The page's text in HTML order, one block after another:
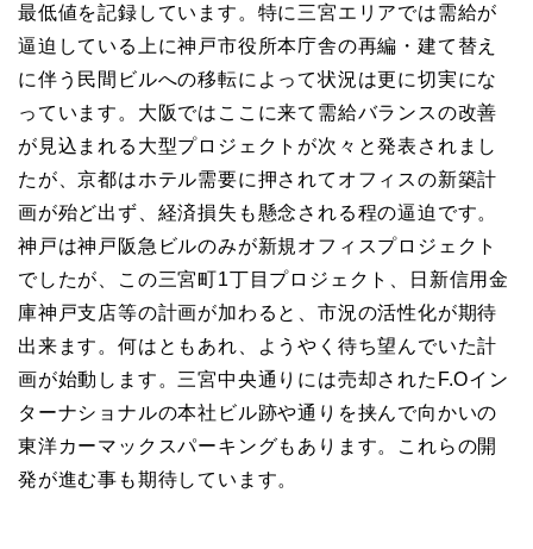
最低値を記録しています。特に三宮エリアでは需給が
逼迫している上に神戸市役所本庁舎の再編・建て替え
に伴う民間ビルへの移転によって状況は更に切実にな
っています。大阪ではここに来て需給バランスの改善
が見込まれる大型プロジェクトが次々と発表されまし
たが、京都はホテル需要に押されてオフィスの新築計
画が殆ど出ず、経済損失も懸念される程の逼迫です。
神戸は神戸阪急ビルのみが新規オフィスプロジェクト
でしたが、この三宮町1丁目プロジェクト、日新信用金
庫神戸支店等の計画が加わると、市況の活性化が期待
出来ます。何はともあれ、ようやく待ち望んでいた計
画が始動します。三宮中央通りには売却されたF.Oイン
ターナショナルの本社ビル跡や通りを挟んで向かいの
東洋カーマックスパーキングもあります。これらの開
発が進む事も期待しています。